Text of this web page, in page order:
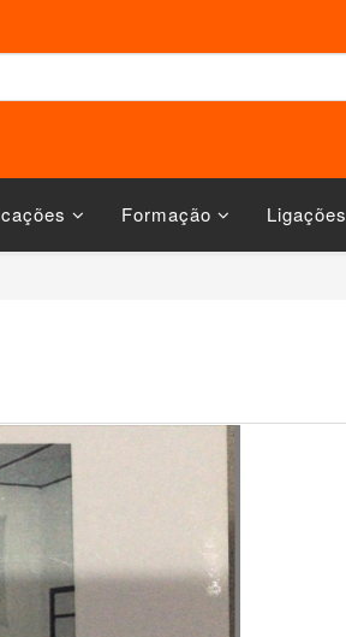
Formação Ligações